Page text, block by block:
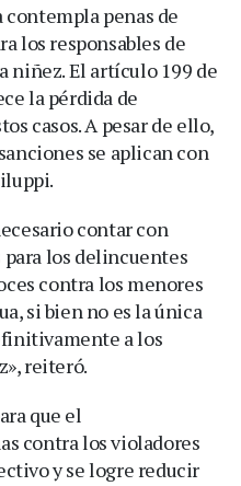
penas de
los responsables de
niñez. El artículo 199 de
la pérdida de
casos. A pesar de ello,
se aplican con
contar con
los delincuentes
contra los menores
si bien no es la única
a los
reiteró.
que el
contra los violadores
y se logre reducir